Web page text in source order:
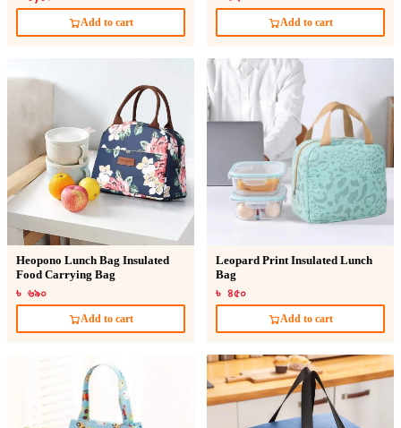
Add to cart Add to cart
Heopono Lunch Bag Insulated
Food Carrying Bag
৳ ৬৯০
Add to cart
Leopard Print Insulated Lunch
Bag
৳ ৪৫০
Add to cart